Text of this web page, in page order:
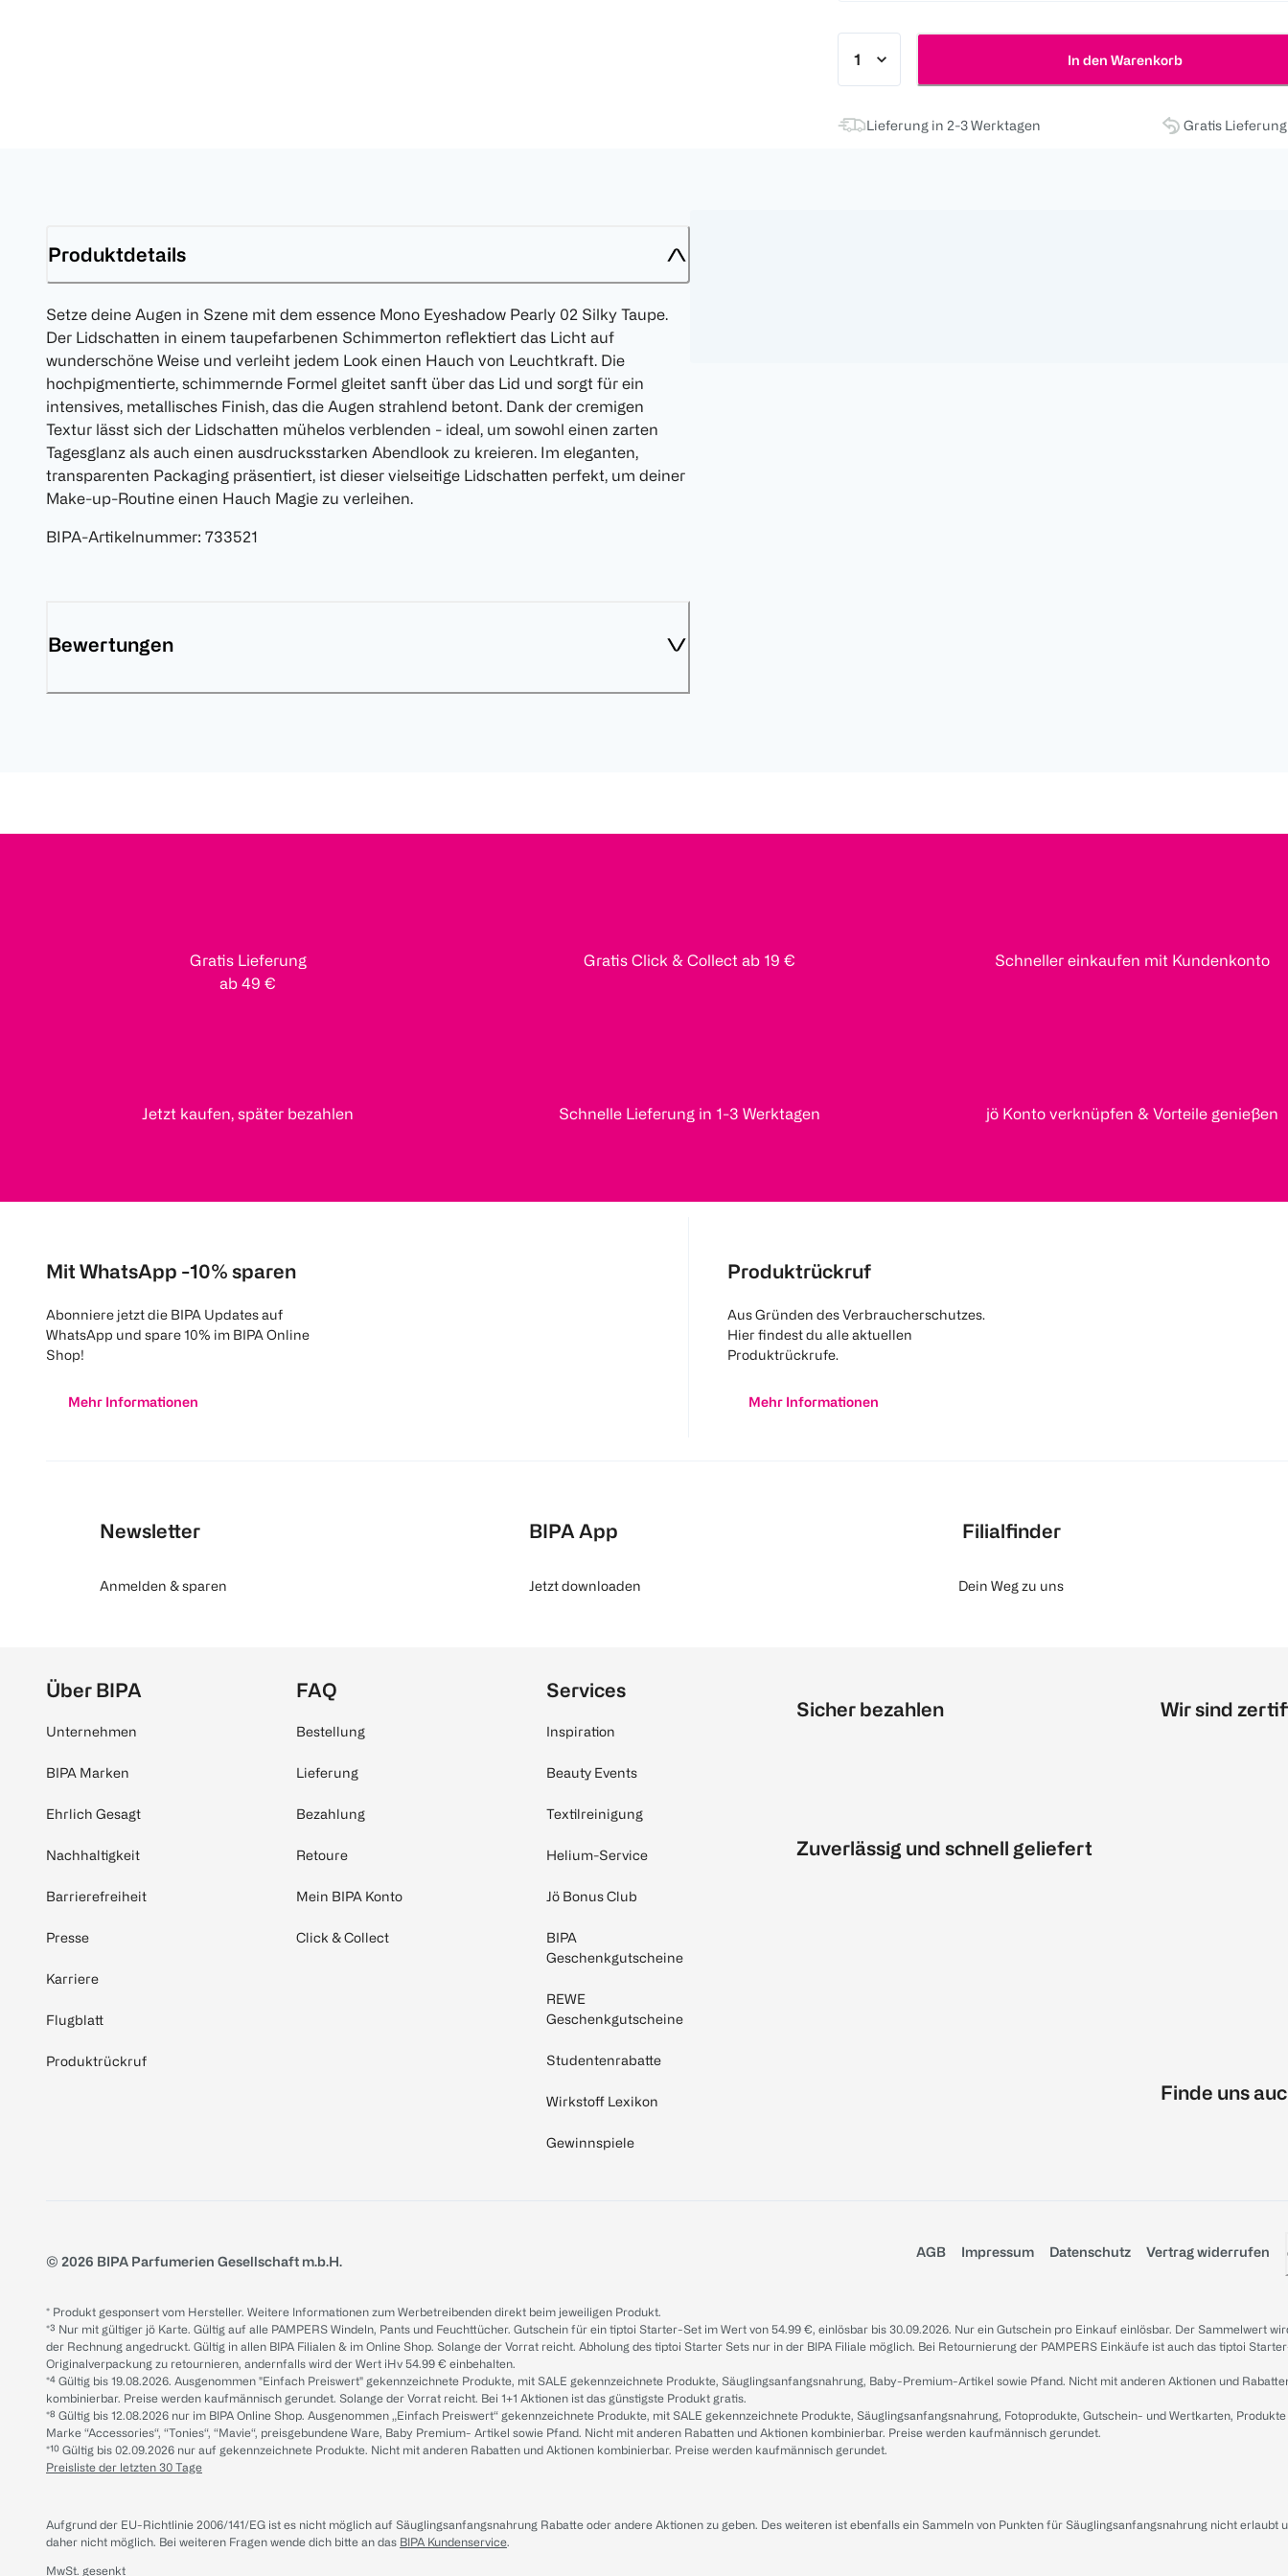
In den Warenkorb
Lieferung in 2-3 Werktagen Gratis
Produktdetails
Setze deine Augen in Szene mit dem essence Mono Eyeshadow Pearly 02 Silky Taupe.
Der Lidschatten in einem taupefarbenen Schimmerton reflektiert das Licht auf
wunderschöne Weise und verleiht jedem Look einen Hauch von Leuchtkraft. Die
hochpigmentierte, schimmernde Formel gleitet sanft über das Lid und sorgt für ein
intensives, metallisches Finish, das die Augen strahlend betont. Dank der cremigen
Textur lässt sich der Lidschatten mühelos verblenden - ideal, um sowohl einen zarten
Tagesglanz als auch einen ausdrucksstarken Abendlook zu kreieren. Im eleganten,
transparenten Packaging präsentiert, ist dieser vielseitige Lidschatten perfekt, um deiner
Make-up-Routine einen Hauch Magie zu verleihen.
BIPA-Artikelnummer: 733521
Bewertungen
Gratis Lieferung
ab 49 €
Gratis Click & Collect ab 19 € Schneller einkaufen mit Kundenkonto
Jetzt kaufen, später bezahlen Schnelle Lieferung in 1-3 Werktagen jö Konto verknüpfen & Vorteile genießen
Mit WhatsApp -10% sparen
Abonniere jetzt die BIPA Updates auf
WhatsApp und spare 10% im BIPA Online
Shop!
Mehr Informationen
Produktrückruf
Aus Gründen des Verbraucherschutzes.
Hier findest du alle aktuellen
Produktrückrufe.
Mehr Informationen
Newsletter
Anmelden & sparen
BIPA App
Jetzt downloaden
Filialfinder
Dein Weg zu uns
Über BIPA
Unternehmen
BIPA Marken
Ehrlich Gesagt
Nachhaltigkeit
Barrierefreiheit
Presse
Karriere
Flugblatt
Produktrückruf
FAQ
Bestellung
Lieferung
Bezahlung
Retoure
Mein BIPA Konto
Click & Collect
Services
Inspiration
Beauty Events
Textilreinigung
Helium-Service
Jö Bonus Club
BIPA
Geschenkgutscheine
REWE
Geschenkgutscheine
Studentenrabatte
Wirkstoff Lexikon
Gewinnspiele
Sicher bezahlen
Zuverlässig und schnell geliefert
Wir sind
Finde uns
© 2026 BIPA Parfumerien Gesellschaft m.b.H.
AGB Impressum Datenschutz Vertrag widerrufen
* Produkt gesponsert vom Hersteller. Weitere Informationen zum Werbetreibenden direkt beim jeweiligen Produkt.
*³ Nur mit gültiger jö Karte. Gültig auf alle PAMPERS Windeln, Pants und Feuchttücher. Gutschein für ein tiptoi Starter-Set im Wert von 54.99 €, einlösbar bis 30.09.2026. Nur ein Gutschein pro Einkauf einlösbar. Der Sammelwert
der Rechnung angedruckt. Gültig in allen BIPA Filialen & im Online Shop. Solange der Vorrat reicht. Abholung des tiptoi Starter Sets nur in der BIPA Filiale möglich. Bei Retournierung der PAMPERS Einkäufe ist auch das tiptoi
Originalverpackung zu retournieren, andernfalls wird der Wert iHv 54.99 € einbehalten.
*⁴ Gültig bis 19.08.2026. Ausgenommen "Einfach Preiswert" gekennzeichnete Produkte, mit SALE gekennzeichnete Produkte, Säuglingsanfangsnahrung, Baby-Premium-Artikel sowie Pfand. Nicht mit anderen Aktionen und
kombinierbar. Preise werden kaufmännisch gerundet. Solange der Vorrat reicht. Bei 1+1 Aktionen ist das günstigste Produkt gratis.
*⁸ Gültig bis 12.08.2026 nur im BIPA Online Shop. Ausgenommen „Einfach Preiswert“ gekennzeichnete Produkte, mit SALE gekennzeichnete Produkte, Säuglingsanfangsnahrung, Fotoprodukte, Gutschein- und Wertkarten,
Marke “Accessories“, “Tonies“, “Mavie“, preisgebundene Ware, Baby Premium- Artikel sowie Pfand. Nicht mit anderen Rabatten und Aktionen kombinierbar. Preise werden kaufmännisch gerundet.
*¹⁰ Gültig bis 02.09.2026 nur auf gekennzeichnete Produkte. Nicht mit anderen Rabatten und Aktionen kombinierbar. Preise werden kaufmännisch gerundet.
Preisliste der letzten 30 Tage
Aufgrund der EU-Richtlinie 2006/141/EG ist es nicht möglich auf Säuglingsanfangsnahrung Rabatte oder andere Aktionen zu geben. Des weiteren ist ebenfalls ein Sammeln von Punkten für Säuglingsanfangsnahrung nicht erlaubt
daher nicht möglich. Bei weiteren Fragen wende dich bitte an das BIPA Kundenservice.
MwSt. gesenkt